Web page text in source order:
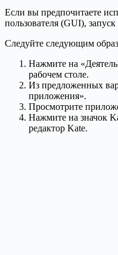
Если вы предпочитаете
пользователя (GUI),
Следуйте следующим
Нажмите на
рабочем столе.
Из предложенных
приложения».
Просмотрите
Нажмите на значок
редактор Kate.